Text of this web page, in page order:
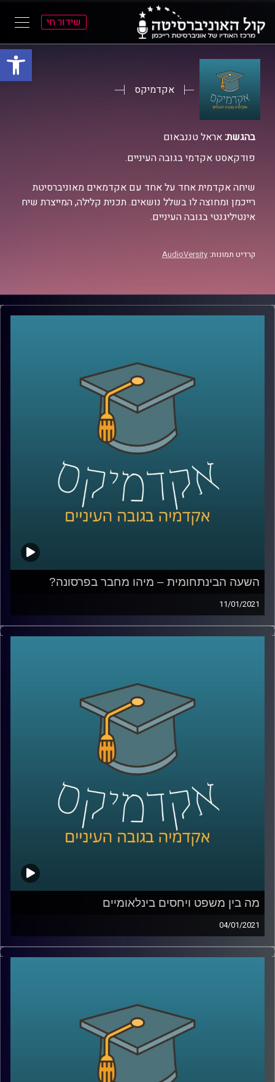
פתח
שידור חי
אקדמיקס
בהגשת:אראל טננבאום
פודקאסט אקדמי בגובה העיניים.
שיחה אקדמית אחד על אחד עם אקדמאים מאוניברסיטת
רייכמן ומחוצה לו בשלל נושאים. תכנית קלילה, המייצרת שיח
אינטיליגנטי בגובה העיניים.
קרדיט תמונות: AudioVersity
השעה הבינתחומית – מיהו מחבר בפרסונה?
11/01/2021
מהי פרסונה? למי מגיע ה"קרדיט" בהקשר של פרסום של
דמות? ומה התיאוריות בעזרתן ניתן לבחון שאלות אלה?
משפטים, טכנולוגיה וחדשנות עסקית בהנחייתו של סגן הדיקן
ביה"ס למשפטים פרופ' ליאור זמר, חקרה במסגרת התזה שלה
בדיוק את השאלות האלה.
מוזמנים לשעה בה נבחן את כל השאלות הללו (ועוד רבות
אחרות), תוך מתן דוגמאות מעולם התרבות
קרדיט תמונות:
AudioVersity
מה בין משפט ויחסים בינלאומיים
04/01/2021
פרופ' אסיף אפרת מביה"ס לאודר לממשל חוקר
איך הוא מחבר בין שני התחומים? מוזמנים
להצטרף לשעה עם פרופ' אפרת, ולשמוע איך
המחקר שלו על סחר בבני אדם והסגרת
עבריינים עושים בדיוק את זה